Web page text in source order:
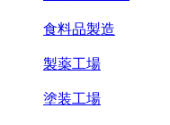
食料品製造
製薬工場
塗装工場